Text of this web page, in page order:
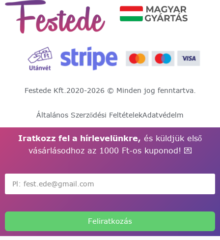
Festede Kft.2020-2026 © Minden jog fenntartva.
Általános Szerződési FeltételekAdatvédelm
Iratkozz fel a hírlevelünkre, és küldjük első
vásárlásodhoz az 1000 Ft-os kuponod! 💌
Feliratkozás